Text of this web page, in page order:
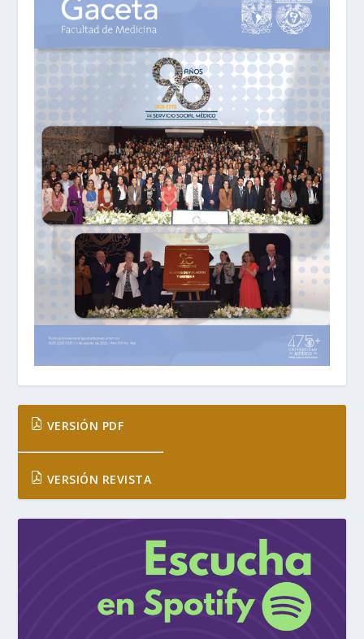
VERSIÓN PDF
VERSIÓN REVISTA